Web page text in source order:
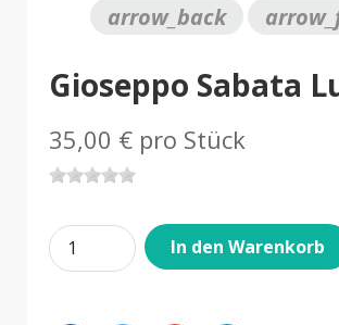
arrow_back
Gioseppo Sabata
35,00 € pro Stück
In den Warenkorb